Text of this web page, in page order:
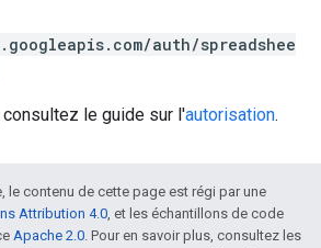
auth/spreadshee
le guide sur l'autorisation.
le contenu de cette page est régi par une
Attribution 4.0, et les échantillons de code
Apache 2.0. Pour en savoir plus, consultez les